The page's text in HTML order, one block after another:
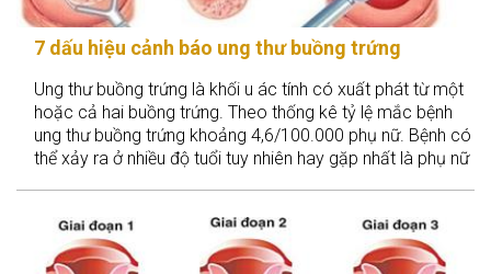
7 dấu hiệu cảnh báo ung thư buồng trứng
Ung thư buồng trứng là khối u ác tính có xuất phát từ một
hoặc cả hai buồng trứng. Theo thống kê tỷ lệ mắc bệnh
ung thư buồng trứng khoảng 4,6/100.000 phụ nữ. Bệnh có
thể xảy ra ở nhiều độ tuổi tuy nhiên hay gặp nhất là phụ nữ